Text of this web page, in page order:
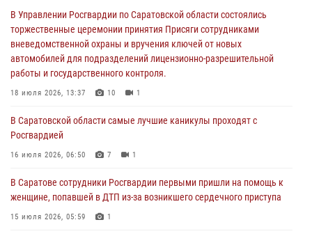
В Саратовской области самые лучшие каникулы проходят с
Росгвардией
16 июля 2026, 06:50 7 1
В Саратове сотрудники Росгвардии первыми пришли на помощь к
женщине, попавшей в ДТП из-за возникшего сердечного приступа
В Саратове продолжается масштабная ведомственная акция
"Каникулы с Росгвардией"
В Саратовской области при содействии спецназа Росгвардии
задержан подозреваемый в незаконном обороте наркотиков
В Управлении Росгвардии по Саратовской области состоялись
торжественные церемонии принятия Присяги сотрудниками
вневедомственной охраны и вручения ключей от новых
автомобилей для подразделений лицензионно-разрешительной
работы и государственного контроля.
18 июля 2026, 13:37 10 1
В Саратовской области самые лучшие каникулы проходят с
Росгвардией
16 июля 2026, 06:50 7 1
В Саратове сотрудники Росгвардии первыми пришли на помощь к
женщине, попавшей в ДТП из-за возникшего сердечного приступа
15 июля 2026, 05:59 1